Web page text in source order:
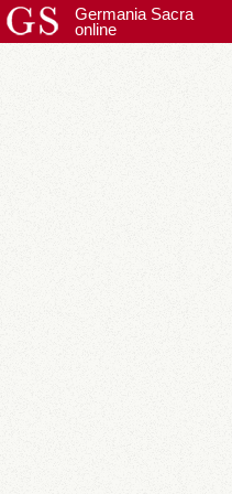
Germania Sacra
online